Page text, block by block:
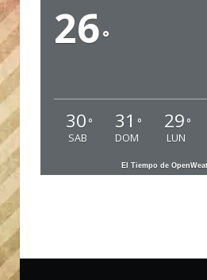
26°
30 °
SAB
31 °
DOM
29 °
LUN
El Tiempo de